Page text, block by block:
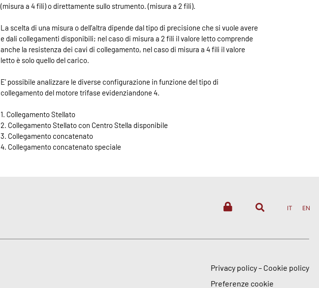
(misura a 4 fili) o direttamente sullo strumento. (misura a 2 fili).
La scelta di una misura o dell’altra dipende dal tipo di precisione che si vuole avere
e dali collegamenti disponibili; nel caso di misura a 2 fili il valore letto comprende
anche la resistenza dei cavi di collegamento, nel caso di misura a 4 fili il valore
letto è solo quello del carico.
E’ possibile analizzare le diverse configurazione in funzione del tipo di
collegamento del motore trifase evidenziandone 4.
1. Collegamento Stellato
2. Collegamento Stellato con Centro Stella disponibile
3. Collegamento concatenato
4. Collegamento concatenato speciale
IT EN
Privacy policy– Cookie policy
Preferenze cookie